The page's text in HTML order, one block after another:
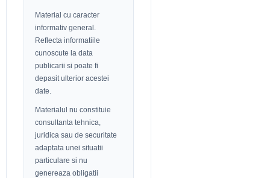
Material cu caracter
informativ general.
Reflecta informatiile
cunoscute la data
publicarii si poate fi
depasit ulterior acestei
date.
Materialul nu constituie
consultanta tehnica,
juridica sau de securitate
adaptata unei situatii
particulare si nu
genereaza obligatii